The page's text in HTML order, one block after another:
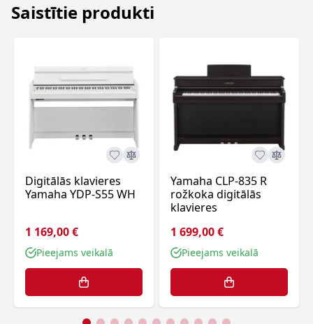
Saistītie produkti
Digitālās klavieres
Yamaha YDP-S55 WH
1 169,00 €
Pieejams veikalā
Yamaha CLP-835 R
rožkoka digitālās
klavieres
1 699,00 €
Pieejams veikalā